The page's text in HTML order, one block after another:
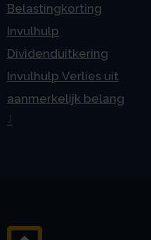
Belastingkorting
Invulhulp
Dividenduitkering
Invulhulp Verlies uit
aanmerkelijk belang